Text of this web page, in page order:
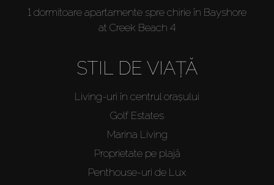
1 dormitoare apartamente spre chirie în Bayshore
at Creek Beach 4
STIL DE VIAȚĂ
Living-uri în centrul orașului
Golf Estates
Marina Living
Proprietate pe plajă
Penthouse-uri de Lux